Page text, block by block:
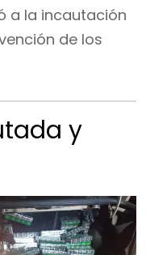
a la incautación
de los
y